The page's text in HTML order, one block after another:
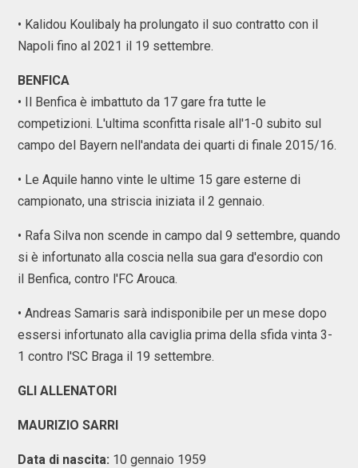
• Kalidou Koulibaly ha prolungato il suo contratto con il
Napoli fino al 2021 il 19 settembre.
BENFICA
• Il Benfica è imbattuto da 17 gare fra tutte le
competizioni. L'ultima sconfitta risale all'1-0 subito sul
campo del Bayern nell'andata dei quarti di finale 2015/16.
• Le Aquile hanno vinte le ultime 15 gare esterne di
campionato, una striscia iniziata il 2 gennaio.
• Rafa Silva non scende in campo dal 9 settembre, quando
si è infortunato alla coscia nella sua gara d'esordio con
il Benfica, contro l'FC Arouca.
• Andreas Samaris sarà indisponibile per un mese dopo
essersi infortunato alla caviglia prima della sfida vinta 3-
1 contro l'SC Braga il 19 settembre.
GLI ALLENATORI
MAURIZIO SARRI
Data di nascita: 10 gennaio 1959